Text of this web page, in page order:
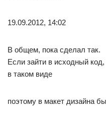
19.09.2012, 14:02
В общем, пока сделал так.
Если зайти в исходный
в таком виде
поэтому в макет дизайна